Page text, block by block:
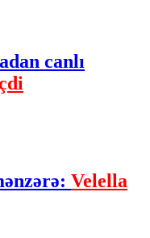
canlı
Velella